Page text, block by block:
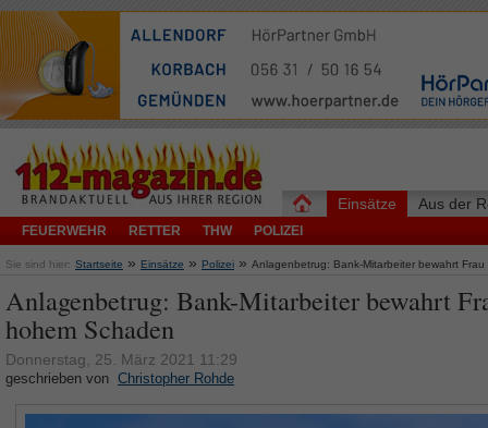
Einsätze
FEUERWEHR RETTER THW POLIZEI
Aus der
Sie sind hier: Startseite » Einsätze » Polizei » Anlagenbetrug: Bank-Mitarbeiter bewahrt
Anlagenbetrug: Bank-Mitarbeiter bewahrt
hohem Schaden
Donnerstag, 25. März 2021 11:29
geschrieben von Christopher Rohde